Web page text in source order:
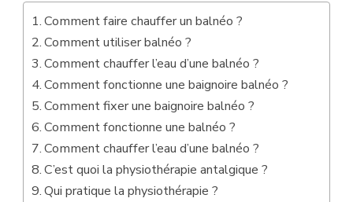
Comment faire chauffer un balnéo ?
Comment utiliser balnéo ?
Comment chauffer l’eau d’une balnéo ?
Comment fonctionne une baignoire balnéo ?
Comment fixer une baignoire balnéo ?
Comment fonctionne une balnéo ?
Comment chauffer l’eau d’une balnéo ?
C’est quoi la physiothérapie antalgique ?
Qui pratique la physiothérapie ?